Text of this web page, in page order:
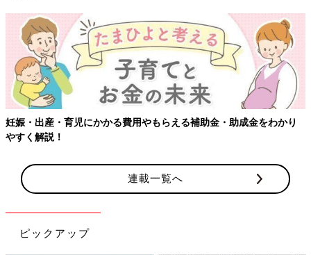
妊娠・出産・育児にかかる費用やもらえる補助金・助成金をわかり
やすく解説！
連載一覧へ
ピックアップ